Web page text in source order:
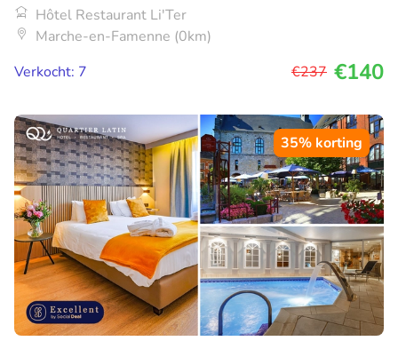
Hôtel Restaurant Li'Ter
Marche-en-Famenne (0km)
Verkocht: 7
€237 €140
35% korting